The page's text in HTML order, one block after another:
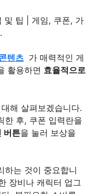
및 팁 | 게임, 쿠폰, 가
텐츠 가 매력적인 게
활용하면 효율적으로
해 살펴보겠습니다.
한 후, 쿠폰 입력란을
버튼을 눌러 보상을
하는 것이 중요합니
장비나 캐릭터 업그